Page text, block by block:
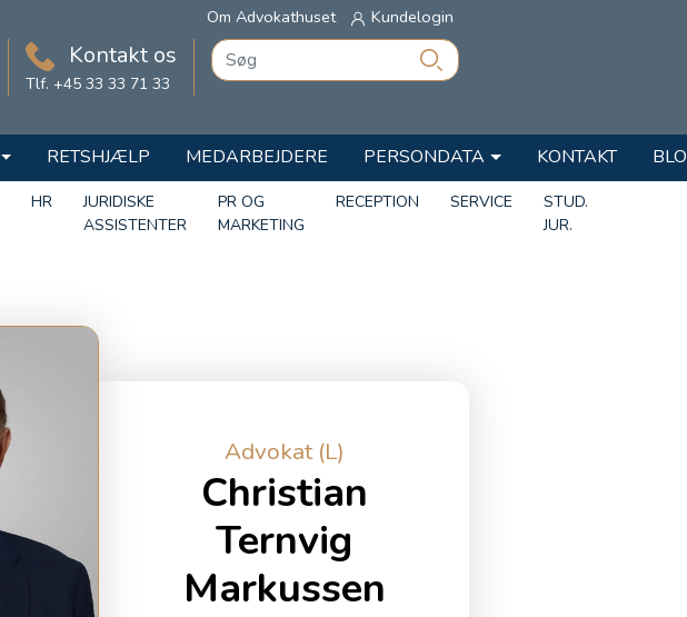
Om Advokathuset Kundelogin
Kontakt os
Tlf. +45 33 33 71 33
RETSHJÆLP MEDARBEJDERE PERSONDATA KONTAKT
HR
JURIDISKE
ASSISTENTER
PR OG
MARKETING
RECEPTION SERVICE
STUD.
JUR.
Advokat (L)
Christian
Ternvig
Markussen